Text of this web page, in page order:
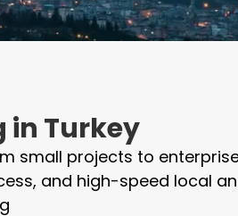
in Turkey
small projects to
and high-speed local